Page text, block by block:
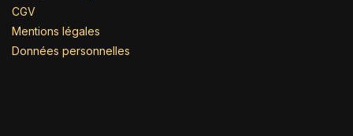
CGV
Mentions légales
Données personnelles